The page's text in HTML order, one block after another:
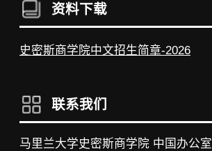
资料下载
史密斯商学院中文招生简章-2026
联系我们
马里兰大学史密斯商学院 中国办公室